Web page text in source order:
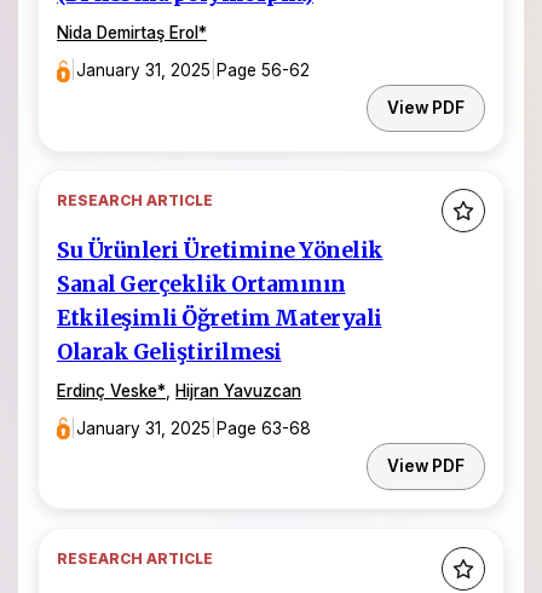
Nida Demirtaş Erol*
|January 31, 2025 Page 56-62
View PDF
RESEARCH ARTICLE
Su Ürünleri Üretimine Yönelik
Sanal Gerçeklik Ortamının
Etkileşimli Öğretim Materyali
Olarak Geliştirilmesi
Erdinç Veske*
Hijran Yavuzcan
|January 31, 2025 Page 63-68
View PDF
RESEARCH ARTICLE